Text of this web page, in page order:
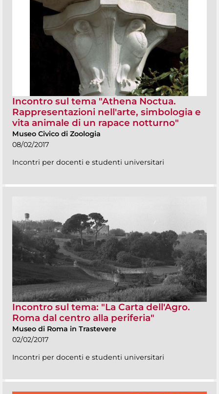
Incontro sul tema "Athena Noctua.
Rappresentazioni nell'arte, simbologia e
vita animale di un rapace notturno"
Museo Civico di Zoologia
08/02/2017
Incontri per docenti e studenti universitari
Incontro sul tema: "La Carta dell'Agro.
Roma dal centro alla periferia"
Museo di Roma in Trastevere
02/02/2017
Incontri per docenti e studenti universitari